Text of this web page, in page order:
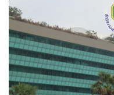
เมื่อถามว่าในฐานะที่เป็นท
อย่างไร พล.ท.วีรชัยกล่าวว่
แต่ไม่มีความคิดเห็นในเรื่อง
ร่วมกันแสดงความคิดเห็น
ละเอียดร่างรัฐธรรมนูญไป